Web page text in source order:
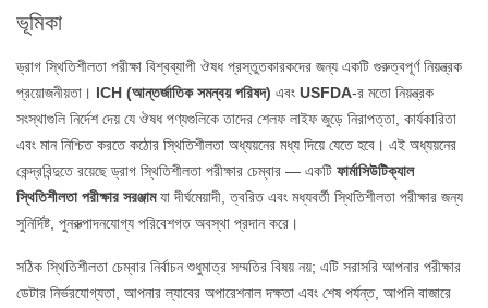
ভূমিকা
ড্রাগ স্থিতিশীলতা পরীক্ষা বিশ্বব্যাপী ঔষধ প্রস্তুতকারকদের জন্য একটি গুরুত্বপূর্ণ নিয়ন্ত্রক
প্রয়োজনীয়তা। ICH (আন্তর্জাতিক সমন্বয় পরিষদ) এবং USFDA-র মতো নিয়ন্ত্রক
সংস্থাগুলি নির্দেশ দেয় যে ঔষধ পণ্যগুলিকে তাদের শেলফ লাইফ জুড়ে নিরাপত্তা, কার্যকারিতা
এবং মান নিশ্চিত করতে কঠোর স্থিতিশীলতা অধ্যয়নের মধ্য দিয়ে যেতে হবে। এই অধ্যয়নের
কেন্দ্রবিন্দুতে রয়েছে ড্রাগ স্থিতিশীলতা পরীক্ষার চেম্বার — একটি ফার্মাসিউটিক্যাল
স্থিতিশীলতা পরীক্ষার সরঞ্জামযা দীর্ঘমেয়াদী, ত্বরিত এবং মধ্যবর্তী স্থিতিশীলতা পরীক্ষার জন্য
সুনির্দিষ্ট, পুনরুত্পাদনযোগ্য পরিবেশগত অবস্থা প্রদান করে।
সঠিক স্থিতিশীলতা চেম্বার নির্বাচন শুধুমাত্র সম্মতির বিষয় নয়; এটি সরাসরি আপনার পরীক্ষার
ডেটার নির্ভরযোগ্যতা, আপনার ল্যাবের অপারেশনাল দক্ষতা এবং শেষ পর্যন্ত, আপনি বাজারে